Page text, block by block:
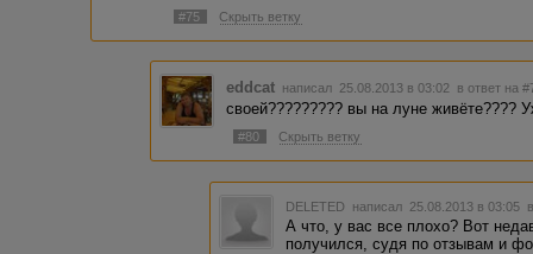
#75 Скрыть ветку
eddcat написал 25.08.2013 в 03:02 в ответ на
своей????????? вы на луне живёте????
#80 Скрыть ветку
DELETED написал 25.08.2013 в 03:05
А что, у вас все плохо? Вот
получился, судя по отзывам и